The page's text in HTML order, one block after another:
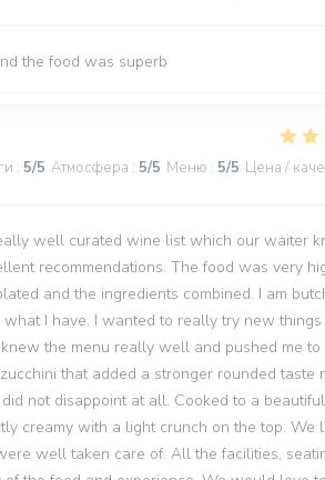
the food was superb
: 5/5 Атмосфера : 5/5 Меню : 5/5 Цена /
well curated wine list which our waiter
recommendations. The food was very
and the ingredients combined. I am
I have. I wanted to really try new things
the menu really well and pushed me to
that added a stronger rounded taste
not disappoint at all. Cooked to a
creamy with a light crunch on the top. We
well taken care of. All the facilities,